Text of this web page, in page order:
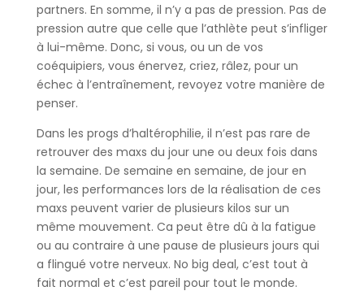
partners. En somme, il n’y a pas de pression. Pas de
pression autre que celle que l’athlète peut s’infliger
à lui-même. Donc, si vous, ou un de vos
coéquipiers, vous énervez, criez, râlez, pour un
échec à l’entraînement, revoyez votre manière de
penser.
Dans les progs d’haltérophilie, il n’est pas rare de
retrouver des maxs du jour une ou deux fois dans
la semaine. De semaine en semaine, de jour en
jour, les performances lors de la réalisation de ces
maxs peuvent varier de plusieurs kilos sur un
même mouvement. Ca peut être dû à la fatigue
ou au contraire à une pause de plusieurs jours qui
a flingué votre nerveux. No big deal, c’est tout à
fait normal et c’est pareil pour tout le monde.